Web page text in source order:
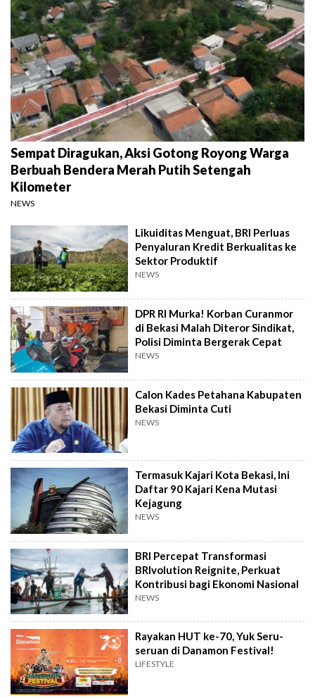
Sempat Diragukan, Aksi Gotong Royong Warga
Berbuah Bendera Merah Putih Setengah
Kilometer
NEWS
Likuiditas Menguat, BRI Perluas
Penyaluran Kredit Berkualitas ke
Sektor Produktif
NEWS
DPR RI Murka! Korban Curanmor
di Bekasi Malah Diteror Sindikat,
Polisi Diminta Bergerak Cepat
NEWS
Calon Kades Petahana Kabupaten
Bekasi Diminta Cuti
NEWS
Termasuk Kajari Kota Bekasi, Ini
Daftar 90 Kajari Kena Mutasi
Kejagung
NEWS
BRI Percepat Transformasi
BRIvolution Reignite, Perkuat
Kontribusi bagi Ekonomi Nasional
NEWS
Rayakan HUT ke-70, Yuk Seru-
seruan di Danamon Festival!
LIFESTYLE